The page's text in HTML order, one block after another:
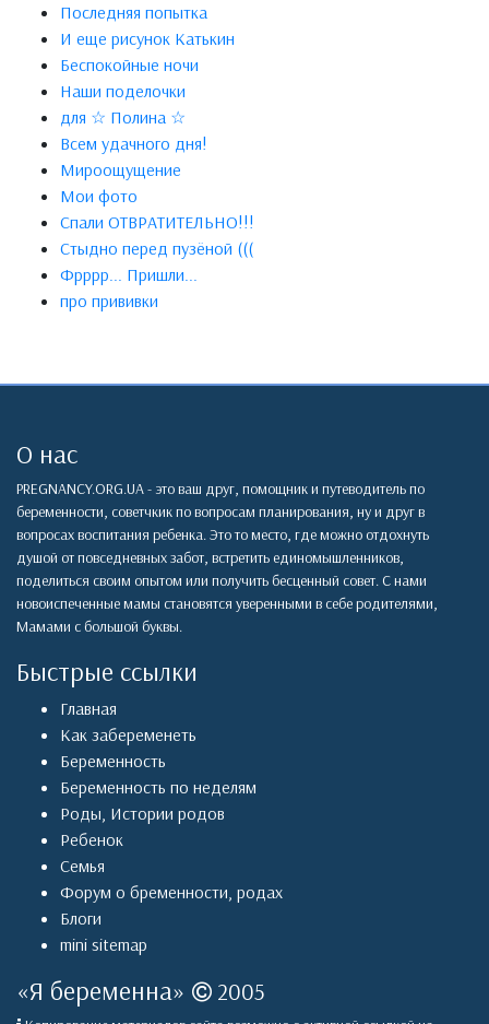
Последняя попытка
И еще рисунок Катькин
Беспокойные ночи
Наши поделочки
для ☆ Полина ☆
Всем удачного дня!
Мироощущение
Мои фото
Спали ОТВРАТИТЕЛЬНО!!!
Стыдно перед пузёной (((
Фрррр... Пришли...
про прививки
О нас
PREGNANCY.ORG.UA - это ваш друг, помощник и путеводитель по
беременности, советчкик по вопросам планирования, ну и друг в
вопросах воспитания ребенка. Это то место, где можно отдохнуть
душой от повседневных забот, встретить единомышленников,
поделиться своим опытом или получить бесценный совет. С нами
новоиспеченные мамы становятся уверенными в себе родителями,
Мамами с большой буквы.
Быстрые ссылки
Главная
Как забеременеть
Беременность
Беременность по неделям
Роды, Истории родов
Ребенок
Семья
Форум о бременности, родах
Блоги
mini sitemap
«Я беременна» 2005